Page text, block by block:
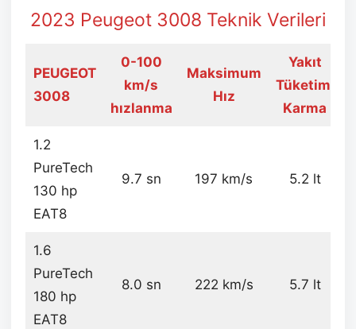
2023 Peugeot 3008 Teknik Verileri
PEUGEOT
3008
0-100
km/s
hızlanma
Maksimum
Hız
Yakıt
Tüketimi
Karma
1.2
PureTech
130 hp
EAT8
9.7 sn 197 km/s 5.2 lt
1.6
PureTech
180 hp
EAT8
8.0 sn 222 km/s 5.7 lt